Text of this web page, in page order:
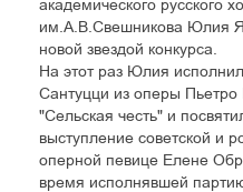
академического русского
им.А.В.Свешникова Юлия
новой звездой конкурса.
На этот раз Юлия
Сантуцци из оперы Пьетро
"Сельская честь" и
выступление советской и
оперной певице Елене
время исполнявшей